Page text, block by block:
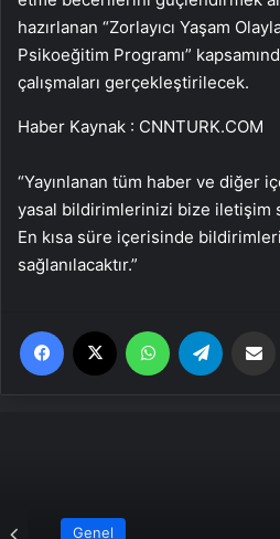
hazırlanan “Zorlayıcı Yaşam
Psikoeğitim Programı”
çalışmaları gerçekleştirilecek.
Haber Kaynak : CNNTURK.COM
“Yayınlanan tüm haber ve diğer
yasal bildirimlerinizi bize iletişim
En kısa süre içerisinde
sağlanılacaktır.”
Facebook WhatsApp
Genel